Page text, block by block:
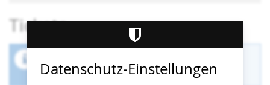
Tickets
ist beendet.
Datenschutz-Einstellungen